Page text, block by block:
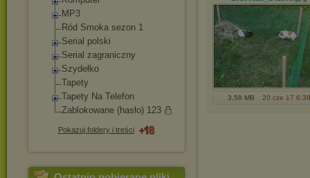
MP3
Ród Smoka sezon 1
Serial polski
Serial zagraniczny
Szydełko
Tapety
Tapety Na Telefon
Zablokowane (hasło) 123
Pokazuj foldery i treści
3,58 MB 20 cze 17 6:38